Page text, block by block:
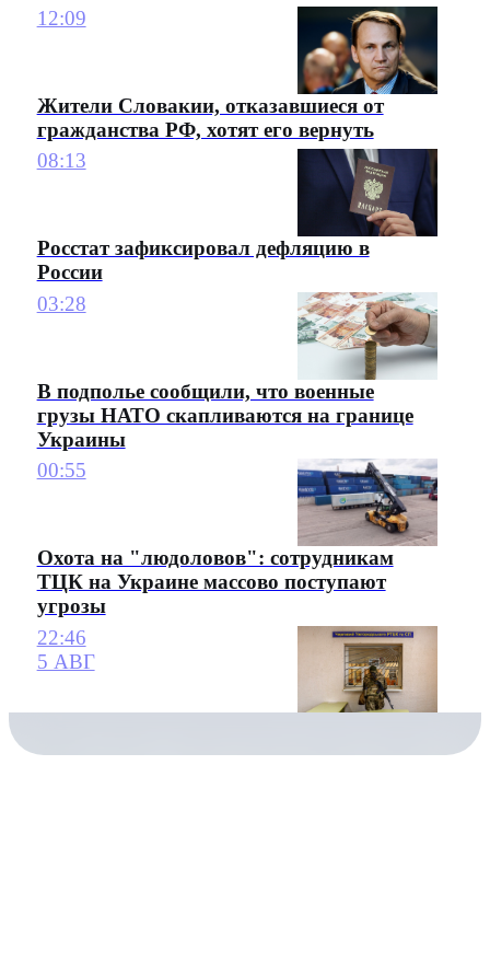
12:09
Жители Словакии, отказавшиеся от
гражданства РФ, хотят его вернуть
08:13
Росстат зафиксировал дефляцию в
России
03:28
В подполье сообщили, что военные
грузы НАТО скапливаются на границе
Украины
00:55
Охота на "людоловов": сотрудникам
ТЦК на Украине массово поступают
угрозы
22:46
5 АВГ